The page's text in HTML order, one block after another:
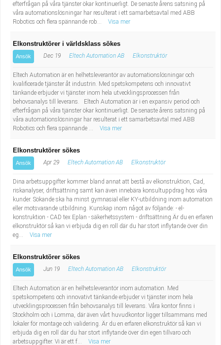
efterfrågan på våra tjänster ökar kontinuerligt. De senaste årens satsning på
våra automationslösningar har resulterat i ett samarbetsavtal med ABB
Robotics och flera spännande rob...
Visa mer
Elkonstruktörer i världsklass sökes
Ansök Dec 19 Eltech Automation AB Elkonstruktör
Eltech Automation är en helhetsleverantör av automationslösningar och
kvalificerade tjänster åt industrin. Med spetskompetens och innovativt
tänkande erbjuder vi tjänster inom hela utvecklingsprocessen från
behovsanalys till leverans. Eltech Automation är i en expansiv period och
efterfrågan på våra tjänster ökar kontinuerligt. De senaste årens satsning på
våra automationslösningar har resulterat i ett samarbetsavtal med ABB
Robotics och flera spännande ...
Visa mer
Elkonstruktörer sökes
Ansök Apr 29 Eltech Automation AB Elkonstruktör
Dina arbetsuppgifter kommer bland annat att bestå av elkonstruktion, Cad,
riskanalyser, driftsättning samt kan även innebära konsultuppdrag hos våra
kunder. Sökande ska ha minst gymnasial eller KY-utbildning inom automation
eller motsvarande utbildning. Kunskap inom något av följande: - el-
konstruktion - CAD tex Eplan - säkerhetssystem - driftsättning Är du en erfaren
elkonstruktör så kan vi erbjuda dig en roll där du har stort inflytande över din
eg...
Visa mer
Elkonstruktörer sökes
Ansök Jun 19 Eltech Automation AB Elkonstruktör
Eltech Automation är en helhetsleverantör inom automation. Med
spetskompetens och innovativt tänkande erbjuder vi tjänster inom hela
utvecklingsprocessen från behovsanalys till leverans. Våra kontor finns i
Stockholm och i Lomma, där även vårt huvudkontor ligger tillsammans med
lokaler för montage och validering. Är du en erfaren elkonstruktör så kan vi
erbjuda dig en roll där du har stort inflytande över din egen tillvaro och
arbetsuppgifter. Vi är ett f...
Visa mer